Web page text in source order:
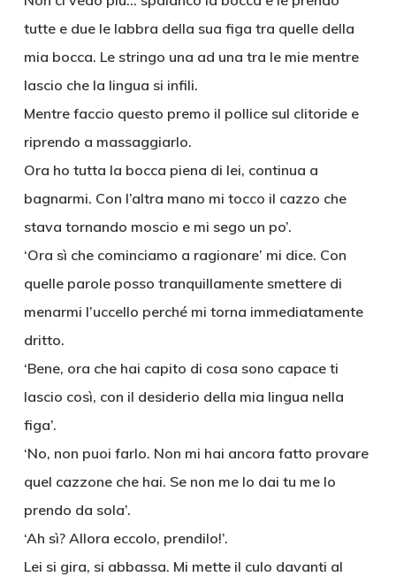
tutte e due le labbra della sua figa tra quelle della
mia bocca. Le stringo una ad una tra le mie mentre
lascio che la lingua si infili.
Mentre faccio questo premo il pollice sul clitoride e
riprendo a massaggiarlo.
Ora ho tutta la bocca piena di lei, continua a
bagnarmi. Con l’altra mano mi tocco il cazzo che
stava tornando moscio e mi sego un po’.
‘Ora sì che cominciamo a ragionare’ mi dice. Con
quelle parole posso tranquillamente smettere di
menarmi l’uccello perché mi torna immediatamente
dritto.
‘Bene, ora che hai capito di cosa sono capace ti
lascio così, con il desiderio della mia lingua nella
figa’.
‘No, non puoi farlo. Non mi hai ancora fatto provare
quel cazzone che hai. Se non me lo dai tu me lo
prendo da sola’.
‘Ah sì? Allora eccolo, prendilo!’.
Lei si gira, si abbassa. Mi mette il culo davanti al